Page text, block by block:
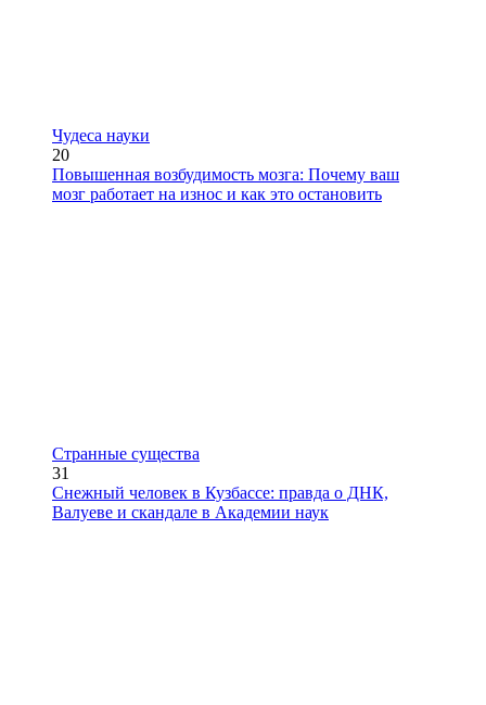
Чудеса науки
20
Повышенная возбудимость мозга: Почему ваш
мозг работает на износ и как это остановить
Странные существа
31
Снежный человек в Кузбассе: правда о ДНК,
Валуеве и скандале в Академии наук